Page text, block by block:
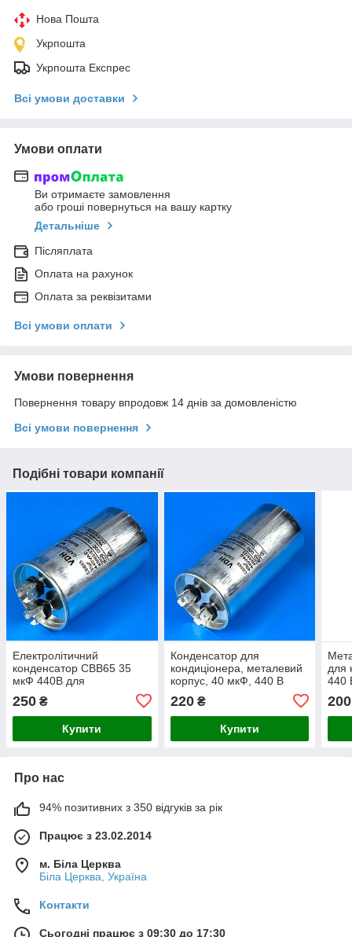
Нова Пошта
Укрпошта
Укрпошта Експрес
Всі умови доставки
Умови оплати
Ви отримаєте замовлення
або гроші повернуться на вашу картку
Детальніше
Післяплата
Оплата на рахунок
Оплата за реквізитами
Всі умови оплати
Умови повернення
Повернення товару впродовж 14 днів за домовленістю
Всі умови повернення
Подібні товари компанії
Електролітичний
конденсатор CBB65 35
мкФ 440В для
металевому корпусі
250 ₴
Купити
Конденсатор для
кондиціонера, металевий
корпус, 40 мкФ, 440 В
220₴
Купити
для
440
200
Про нас
94% позитивних з 350 відгуків за рік
Працює з 23.02.2014
м. Біла Церква
Біла Церква, Україна
Контакти
Сьогодні працює з 09:30 до 17:30